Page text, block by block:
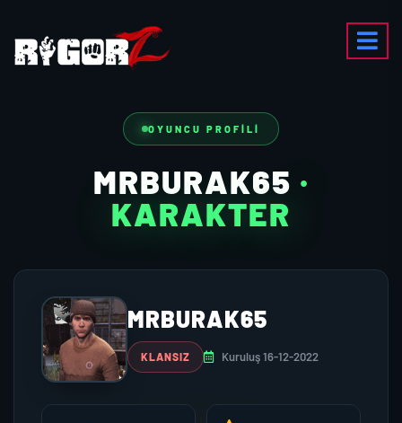
OYUNCU PROFILI
MRBURAK65 ·
KARAKTER
MRBURAK65
KLANSIZ Kuruluş 16-12-2022